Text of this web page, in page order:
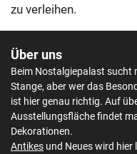
zu verleihen.
Über uns
Beim Nostalgiepalast sucht
Stange, aber wer das
ist hier genau richtig. Auf
Ausstellungsfläche findet
Dekorationen.
Antikes und Neues wird